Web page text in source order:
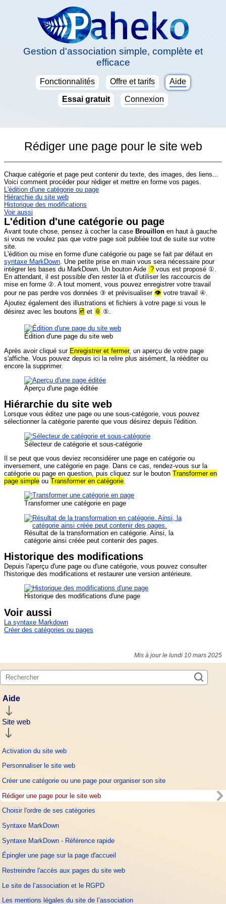
Gestion d'association simple, complète et
efficace
Fonctionnalités Offre et tarifs Aide
Essai gratuit Connexion
Aide
Site web
Activation du site web
Personnaliser le site web
Créer une catégorie ou une page pour organiser son site
Rédiger une page pour le site web
Choisir l'ordre de ses catégories
Syntaxe MarkDown
Syntaxe MarkDown - Référence rapide
Épingler une page sur la page d'accueil
Restreindre l'accès aux pages du site web
Le site de l’association et le RGPD
Les mentions légales du site de l’association
Rédiger une page pour le site web
Chaque catégorie et page peut contenir du texte, des images, des liens...
Voici comment procéder pour rédiger et mettre en forme vos pages.
L'édition d'une catégorie ou page
Hiérarchie du site web
Historique des modifications
Voir aussi
L'édition d'une catégorie ou page
Avant toute chose, pensez à cocher la case Brouillon en haut à gauche
si vous ne voulez pas que votre page soit publiée tout de suite sur votre
site.
L'édition ou mise en forme d'une catégorie ou page se fait par défaut en
syntaxe MarkDown. Une petite prise en main vous sera nécessaire pour
intégrer les bases du MarkDown. Un bouton Aide ? vous est proposé ①.
En attendant, il est possible d'en rester là et d'utiliser les raccourcis de
mise en forme ②. A tout moment, vous pouvez enregistrer votre travail
pour ne pas perdre vos données ③ et prévisualiser 👁 votre travail ④.
Ajoutez également des illustrations et fichiers à votre page si vous le
désirez avec les boutons 🖻 et 📎 ⑤.
Édition d'une page du site web
Après avoir cliqué sur Enregistrer et fermer, un aperçu de votre page
s'affiche. Vous pouvez depuis ici la relire plus aisément, la rééditer ou
encore la supprimer.
Aperçu d'une page éditée
Hiérarchie du site web
Lorsque vous éditez une page ou une sous-catégorie, vous pouvez
sélectionner la catégorie parente que vous désirez depuis l'édition.
Sélecteur de catégorie et sous-catégorie
Il se peut que vous deviez reconsidérer une page en catégorie ou
inversement, une catégorie en page. Dans ce cas, rendez-vous sur la
catégorie ou page en question, puis cliquez sur le bouton Transformer en
page simple ou Transformer en catégorie.
Transformer une catégorie en page
Résultat de la transformation en catégorie. Ainsi, la
catégorie ainsi créée peut contenir des pages.
Historique des modifications
Depuis l'aperçu d'une page ou d'une catégorie, vous pouvez consulter
l'historique des modifications et restaurer une version antérieure.
Historique des modifications d'une page
Voir aussi
La syntaxe Markdown
Créer des catégories ou pages
Mis à jour le lundi 10 mars 2025